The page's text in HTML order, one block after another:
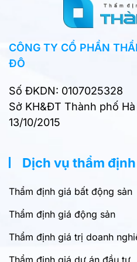
CÔNG TY CỔ PHẦN
ĐÔ
Số ĐKDN: 0107025328
Sở KH&ĐT Thành phố
13/10/2015
Dịch vụ thẩm định
Thẩm định giá bất động sản
Thẩm định giá động sản
Thẩm định giá trị doanh
Thẩm định giá dự án đầu tư